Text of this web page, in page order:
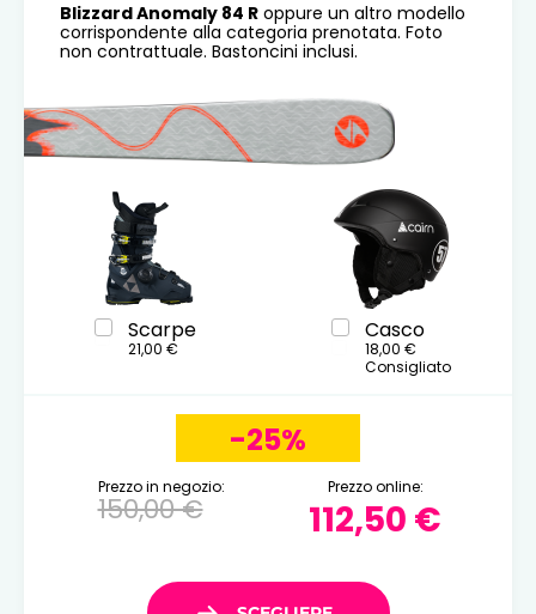
Blizzard Anomaly 84 R oppure un altro modello
corrispondente alla categoria prenotata. Foto
non contrattuale. Bastoncini inclusi.
Scarpe
21,00 €
Casco
18,00 €
Consigliato
-25%
Prezzo in negozio:
150,00 €
Prezzo online:
112,50 €